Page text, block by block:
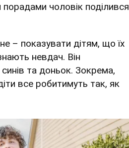
чоловік поділився
– показувати дітям, що їх
невдач. Він
та доньок. Зокрема,
все робитимуть так, як